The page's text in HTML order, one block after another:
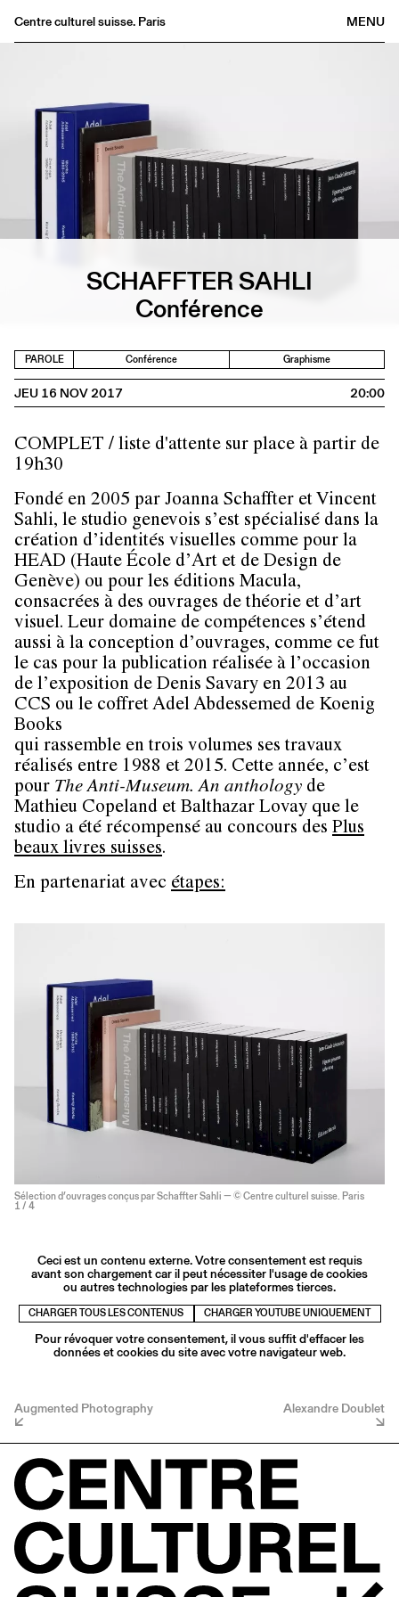
MENU
Centre culturel suisse. Paris
Buvette
Archives
Médiathèque
Informations
SCHAFFTER SAHLI
Conférence
PAROLE Conférence Graphisme
JEU 16 NOV 2017 20:00
COMPLET / liste d'attente sur place à partir de
19h30
Fondé en 2005 par Joanna Schaffter et Vincent
Sahli, le studio genevois s’est spécialisé dans la
création d’identités visuelles comme pour la
HEAD (Haute École d’Art et de Design de
Genève) ou pour les éditions Macula,
consacrées à des ouvrages de théorie et d’art
visuel. Leur domaine de compétences s’étend
aussi à la conception d’ouvrages, comme ce fut
le cas pour la publication réalisée à l’occasion
de l’exposition de Denis Savary en 2013 au
CCS ou le coffret Adel Abdessemed de Koenig
Books
qui rassemble en trois volumes ses travaux
réalisés entre 1988 et 2015. Cette année, c’est
pour The Anti-Museum. An anthology de
Mathieu Copeland et Balthazar Lovay que le
studio a été récompensé au concours des Plus
beaux livres suisses.
En partenariat avec étapes:
Sélection d’ouvrages conçus par Schaffter Sahli — © Centre culturel suisse. Paris
1 / 4
Ceci est un contenu externe. Votre consentement est requis
avant son chargement car il peut nécessiter l'usage de cookies
ou autres technologies par les plateformes tierces.
CHARGER TOUS LES CONTENUS CHARGER YOUTUBE UNIQUEMENT
Pour révoquer votre consentement, il vous suffit d'effacer les
données et cookies du site avec votre navigateur web.
Augmented Photography Alexandre Doublet